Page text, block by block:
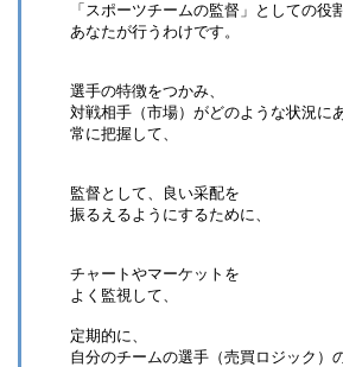
「スポーツチームの監督」としての役
あなたが行うわけです。
選手の特徴をつかみ、
対戦相手（市場）がどのような状況に
常に把握して、
監督として、良い采配を
振るえるようにするために、
チャートやマーケットを
よく監視して、
定期的に、
自分のチームの選手（売買ロジック）